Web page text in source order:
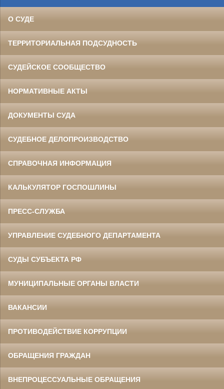
О СУДЕ
ТЕРРИТОРИАЛЬНАЯ ПОДСУДНОСТЬ
СУДЕЙСКОЕ СООБЩЕСТВО
НОРМАТИВНЫЕ АКТЫ
ДОКУМЕНТЫ СУДА
СУДЕБНОЕ ДЕЛОПРОИЗВОДСТВО
СПРАВОЧНАЯ ИНФОРМАЦИЯ
КАЛЬКУЛЯТОР ГОСПОШЛИНЫ
ПРЕСС-СЛУЖБА
УПРАВЛЕНИЕ СУДЕБНОГО ДЕПАРТАМЕНТА
СУДЫ СУБЪЕКТА РФ
МУНИЦИПАЛЬНЫЕ ОРГАНЫ ВЛАСТИ
ВАКАНСИИ
ПРОТИВОДЕЙСТВИЕ КОРРУПЦИИ
ОБРАЩЕНИЯ ГРАЖДАН
ВНЕПРОЦЕССУАЛЬНЫЕ ОБРАЩЕНИЯ